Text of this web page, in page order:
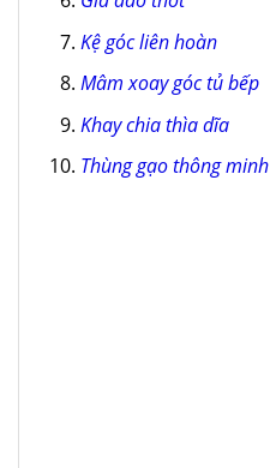
Kệ góc liên hoàn
Mâm xoay góc tủ bếp
Khay chia thìa dĩa
Thùng gạo thông minh